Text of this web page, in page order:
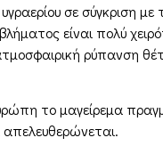
σε σύγκριση
είναι πολύ
ρύπανση
το μαγείρεμα
απελευθερώνεται.